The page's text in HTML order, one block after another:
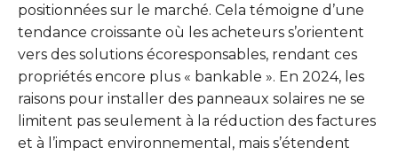
positionnées sur le marché. Cela témoigne d’une
tendance croissante où les acheteurs s’orientent
vers des solutions écoresponsables, rendant ces
propriétés encore plus « bankable ». En 2024, les
raisons pour installer des panneaux solaires ne se
limitent pas seulement à la réduction des factures
et à l’impact environnemental, mais s’étendent